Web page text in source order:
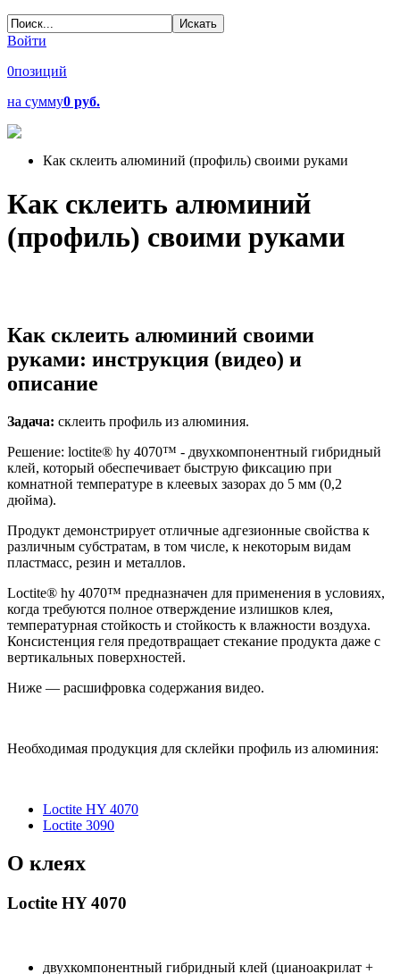
Войти
0позиций
на сумму0 руб.
Как склеить алюминий (профиль) своими руками
Как склеить алюминий
(профиль) своими руками
Как склеить алюминий своими
руками: инструкция (видео) и
описание
Задача: склеить профиль из алюминия.
Решение: loctite® hy 4070™ - двухкомпонентный гибридный
клей, который обеспечивает быструю фиксацию при
комнатной температуре в клеевых зазорах до 5 мм (0,2
дюйма).
Продукт демонстрирует отличные адгезионные свойства к
различным субстратам, в том числе, к некоторым видам
пластмасс, резин и металлов.
Loctite® hy 4070™ предназначен для применения в условиях,
когда требуются полное отверждение излишков клея,
температурная стойкость и стойкость к влажности воздуха.
Консистенция геля предотвращает стекание продукта даже с
вертикальных поверхностей.
Ниже — расшифровка содержания видео.
Необходимая продукция для склейки профиль из алюминия:
Loctite HY 4070
Loctite 3090
О клеях
Loctite HY 4070
двухкомпонентный гибридный клей (цианоакрилат +